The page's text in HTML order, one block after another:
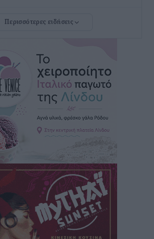
εφησυχασμού
ώρες
Χάλκης ανοίγει ξανά το
μουσείο από τη Λέσχη
πριν 6 ώρες
από τουρίστες – Πάνω από 1 εκατ.
κρουαζιερόπλοια
πριν 6 ώρες
Οι ημερομηνίες των
κανονικής περιόδου
ώρες
Περισσότερες ειδήσεις